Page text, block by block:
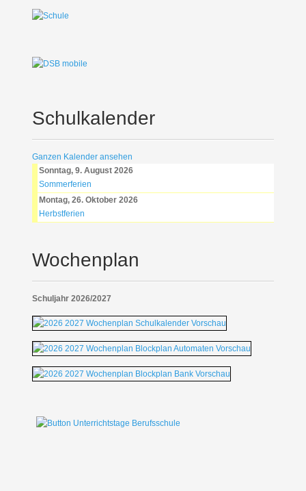
Schulkalender
Ganzen Kalender ansehen
Sonntag, 9. August 2026
Sommerferien
Montag, 26. Oktober 2026
Herbstferien
Wochenplan
Schuljahr 2026/2027